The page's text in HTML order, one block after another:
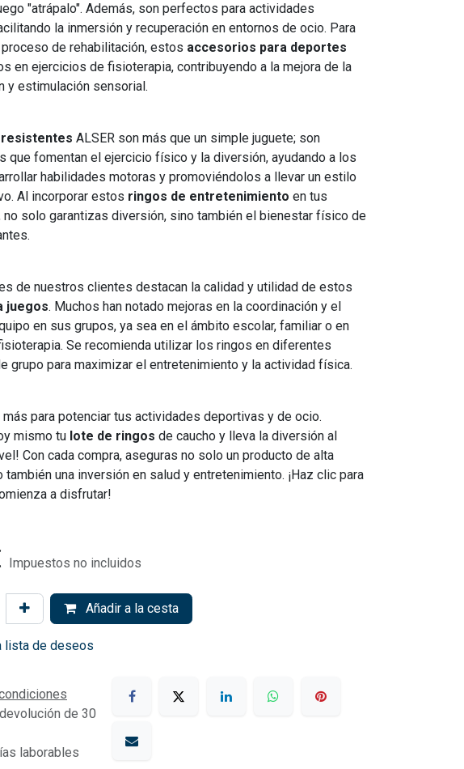
"atrápalo". Además, son perfectos para actividades
la inmersión y recuperación en entornos de ocio. Para
de rehabilitación, estos accesorios para deportes
en ejercicios de fisioterapia, contribuyendo a la mejora de la
y estimulación sensorial.
ALSER son más que un simple juguete; son
que fomentan el ejercicio físico y la diversión, ayudando a los
habilidades motoras y promoviéndolos a llevar un estilo
Al incorporar estos ringos de entretenimiento en tus
no solo garantizas diversión, sino también el bienestar físico de
de nuestros clientes destacan la calidad y utilidad de estos
juegos. Muchos han notado mejoras en la coordinación y el
en sus grupos, ya sea en el ámbito escolar, familiar o en
Se recomienda utilizar los ringos en diferentes
grupo para maximizar el entretenimiento y la actividad física.
para potenciar tus actividades deportivas y de ocio.
mismo tu lote de ringos de caucho y lleva la diversión al
Con cada compra, aseguras no solo un producto de alta
también una inversión en salud y entretenimiento. ¡Haz clic para
a disfrutar!
Impuestos no incluidos
Añadir a la cesta
lista de deseos
de 30
laborables